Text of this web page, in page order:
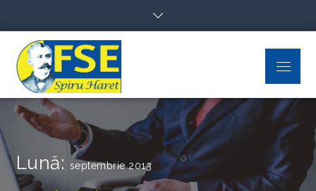
content
FSE Spiru Haret
Menu
Lună: septembrie 2013